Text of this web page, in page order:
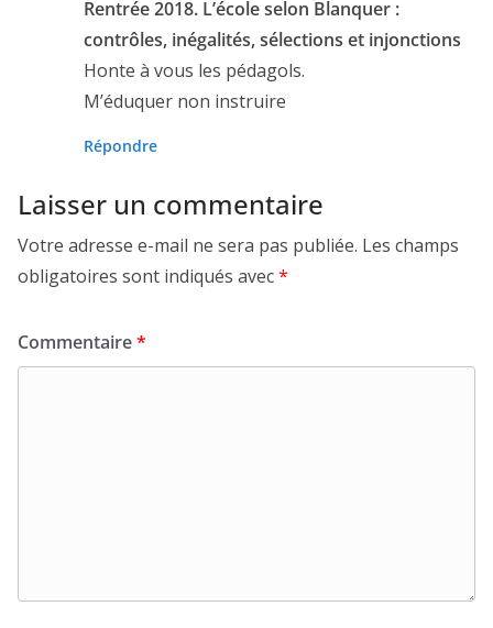
Rentrée 2018. L’école selon Blanquer :
contrôles, inégalités, sélections et injonctions
Honte à vous les pédagols.
M’éduquer non instruire
Répondre
Laisser un commentaire
Votre adresse e-mail ne sera pas publiée. Les champs
obligatoires sont indiqués avec*
Commentaire*